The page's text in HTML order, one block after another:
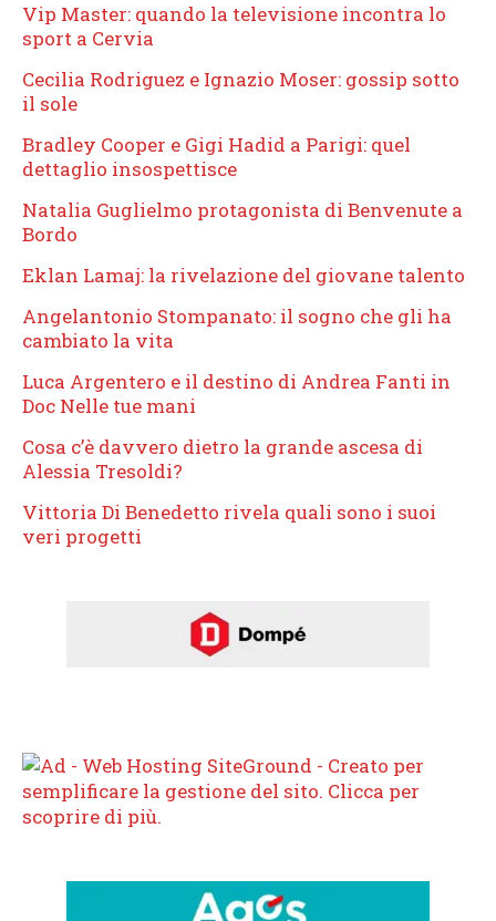
Vip Master: quando la televisione incontra lo
sport a Cervia
Cecilia Rodriguez e Ignazio Moser: gossip sotto
il sole
Bradley Cooper e Gigi Hadid a Parigi: quel
dettaglio insospettisce
Natalia Guglielmo protagonista di Benvenute a
Bordo
Eklan Lamaj: la rivelazione del giovane talento
Angelantonio Stompanato: il sogno che gli ha
cambiato la vita
Luca Argentero e il destino di Andrea Fanti in
Doc Nelle tue mani
Cosa c’è davvero dietro la grande ascesa di
Alessia Tresoldi?
Vittoria Di Benedetto rivela quali sono i suoi
veri progetti